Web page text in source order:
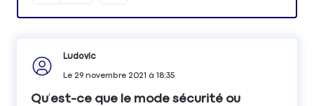
Ludovic
Le 29 novembre 2021 à 18:35
Qu’est-ce que le mode sécurité ou